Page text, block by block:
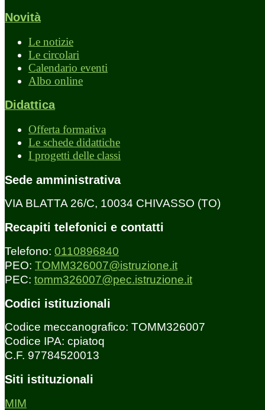
Novità
Le notizie
Le circolari
Calendario eventi
Albo online
Didattica
Offerta formativa
Le schede didattiche
I progetti delle classi
Sede amministrativa
VIA BLATTA 26/C, 10034 CHIVASSO (TO)
Recapiti telefonici e contatti
Telefono: 0110896840
PEO: TOMM326007@istruzione.it
PEC: tomm326007@pec.istruzione.it
Codici istituzionali
Codice meccanografico: TOMM326007
Codice IPA: cpiatoq
C.F. 97784520013
Siti istituzionali
MIM